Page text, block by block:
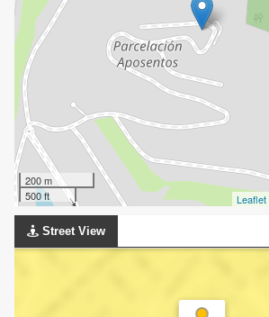
200 m
500 ft
Leaflet
Street View